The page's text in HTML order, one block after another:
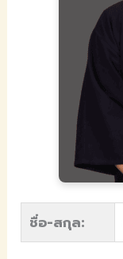
ชื่อ-สกุล: